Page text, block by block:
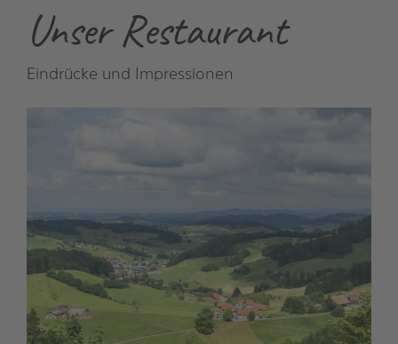
Unser Restaurant
Eindrücke und Impressionen